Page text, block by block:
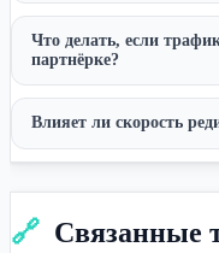
Что делать, если
партнёрке?
Влияет ли скорость
🔗 Связанные